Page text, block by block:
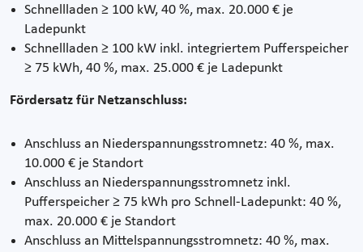
Schnellladen ≥ 100 kW, 40 %, max. 20.000 € je
Ladepunkt
Schnellladen ≥ 100 kW inkl. integriertem Pufferspeicher
≥ 75 kWh, 40 %, max. 25.000 € je Ladepunkt
Fördersatz für Netzanschluss:
Anschluss an Niederspannungsstromnetz: 40 %, max.
10.000 € je Standort
Anschluss an Niederspannungsstromnetz inkl.
Pufferspeicher ≥ 75 kWh pro Schnell-Ladepunkt: 40 %,
max. 20.000 € je Standort
Anschluss an Mittelspannungsstromnetz: 40 %, max.